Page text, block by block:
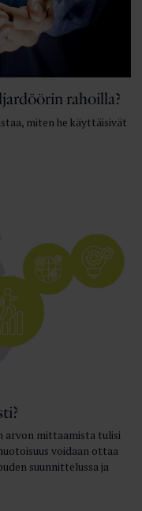
rahoilla?
miten he käyttäisivät
arvon mittaamista tulisi
voidaan ottaa
suunnittelussa ja